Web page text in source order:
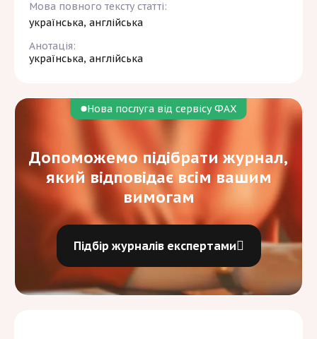
Мова повного тексту статті:
українська, англійська
Анотація:
українська, англійська
Нова послуга від сервісу ФАХ
Допоможемо підібрати журнал,
який відповідає всім вашим
вимогам
Підбір журналів експертами